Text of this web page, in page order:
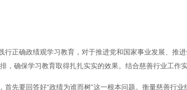
行正确政绩观学习教育，对于推进党和国家事业发展、推
确保学习教育取得扎扎实实的效果。结合慈善行业工作
先要回答好“政绩为谁而树”这一根本问题。衡量慈善行